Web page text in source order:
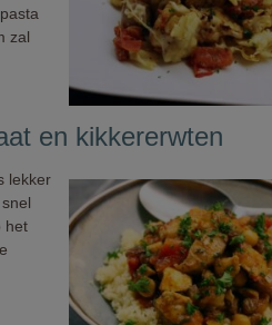
zal
en kikkererwten
lekker
het